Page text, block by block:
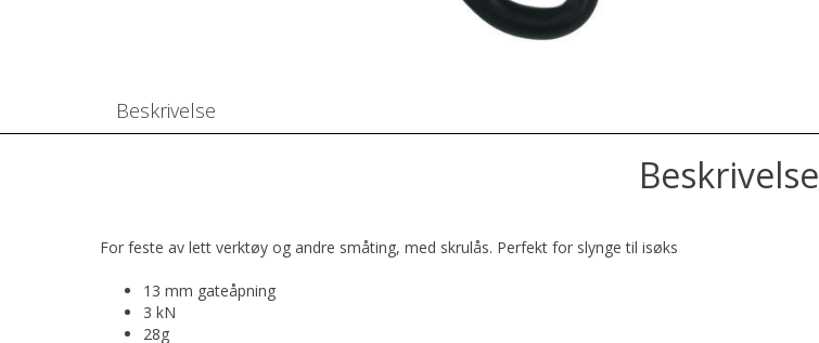
Beskrivelse
Beskrivelse
For feste av lett verktøy og andre småting, med skrulås. Perfekt for slynge til isøks
13 mm gateåpning
3 kN
28g